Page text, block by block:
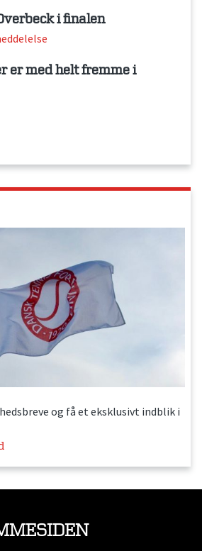
i finalen
er med helt fremme i
og få et eksklusivt indblik i